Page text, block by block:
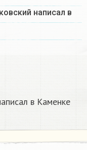
написал в
в Каменке